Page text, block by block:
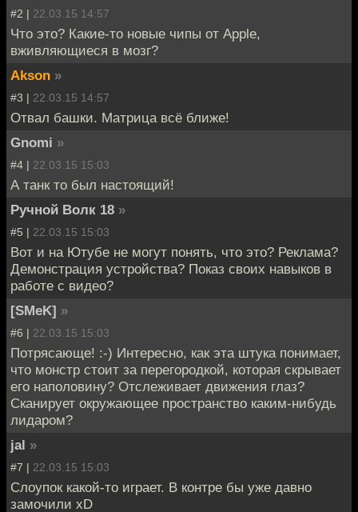
#2 | 22.03.15 14:57
Что это? Какие-то новые чипы от Apple,
вживляющиеся в мозг?
Akson »
#3 | 22.03.15 14:57
Отвал башки. Матрица всё ближе!
Gnomi »
#4 | 22.03.15 15:03
А танк то был настоящий!
Ручной Волк 18 »
#5 | 22.03.15 15:03
Вот и на Ютубе не могут понять, что это? Реклама?
Демонстрация устройства? Показ своих навыков в
работе с видео?
[SMeK] »
#6 | 22.03.15 15:03
Потрясающе! :-) Интересно, как эта штука понимает,
что монстр стоит за перегородкой, которая скрывает
его наполовину? Отслеживает движения глаз?
Сканирует окружающее пространство каким-нибудь
лидаром?
jal »
#7 | 22.03.15 15:03
Слоупок какой-то играет. В контре бы уже давно
замочили xD